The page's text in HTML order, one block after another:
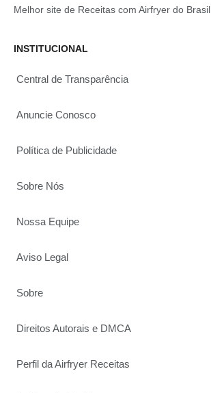
Melhor site de Receitas com Airfryer do Brasil
INSTITUCIONAL
Central de Transparência
Anuncie Conosco
Política de Publicidade
Sobre Nós
Nossa Equipe
Aviso Legal
Sobre
Direitos Autorais e DMCA
Perfil da Airfryer Receitas